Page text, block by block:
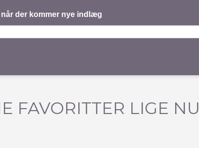
når der kommer nye indlæg
FAVORITTER LIGE NU